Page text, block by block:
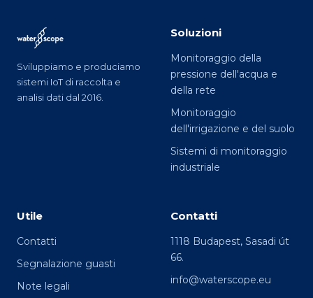
Sviluppiamo e produciamo
sistemi IoT di raccolta e
analisi dati dal 2016.
Soluzioni
Monitoraggio della
pressione dell'acqua e
della rete
Monitoraggio
dell'irrigazione e del suolo
Sistemi di monitoraggio
industriale
Utile
Contatti
Segnalazione guasti
Note legali
Contatti
1118 Budapest, Sasadi út
66.
info@waterscope.eu